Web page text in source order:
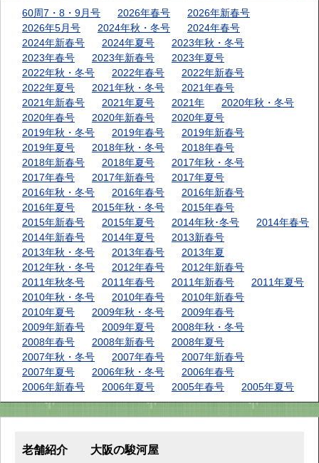
60周7・8・9月号 2026年春号
2026年新春号
2026年5月号
2024年秋・冬号
2024年春号
2024年新春号
2024年夏号
2023年秋・冬号
2023年春号
2023年新春号
2023年夏号
2022年秋・冬号
2022年春号
2022年新春号
2022年夏号
2021年秋・冬号
2021年春号
2021年新春号
2021年夏号 2021年
2020年秋・冬号
2020年春号
2020年新春号
2020年夏号
2019年秋・冬号
2019年春号
2019年新春号
2019年夏号
2018年秋・冬号
2018年春号
2018年新春号
2018年夏号
2017年秋・冬号
2017年春号
2017年新春号
2017年夏号
2016年秋・冬号
2016年春号
2016年新春号
2016年夏号
2015年秋・冬号
2015年春号
2015年新春号
2015年夏号 2014年秋･冬号
2014年春号
2014年新春号
2014年夏号
2013新春号
2013年秋・冬号
2013年春号
2013年夏
2012年秋・冬号
2012年春号
2012年新春号
2011年秋冬号
2011年春号 2011年新春号
2011年夏号
2010年秋・冬号
2010年春号
2010年新春号
2010年夏号
2009年秋・冬号
2009年春号
2009年新春号
2009年夏号
2008年秋・冬号
2008年春号
2008年新春号
2008年夏号
2007年秋・冬号
2007年春号
2007年新春号
2007年夏号
2006年秋・冬号
2006年春号
2006年新春号
2006年夏号 2005年春号 2005年夏号
老舗紹介 大阪の駿河屋